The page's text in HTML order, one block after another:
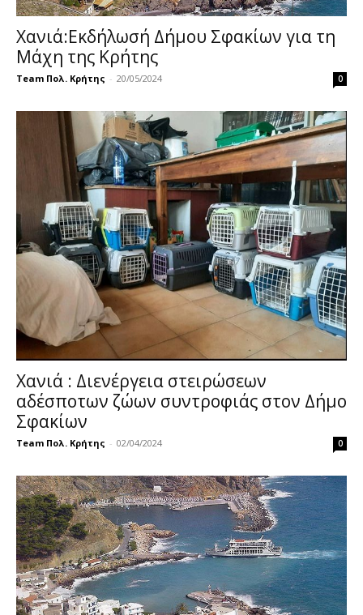
Χανιά:Εκδήλωσή Δήμου Σφακίων για τη
Μάχη της Κρήτης
Team Πολ. Κρήτης - 20/05/2024 0
Χανιά : Διενέργεια στειρώσεων
αδέσποτων ζώων συντροφιάς στον Δήμο
Σφακίων
Team Πολ. Κρήτης - 02/04/2024 0